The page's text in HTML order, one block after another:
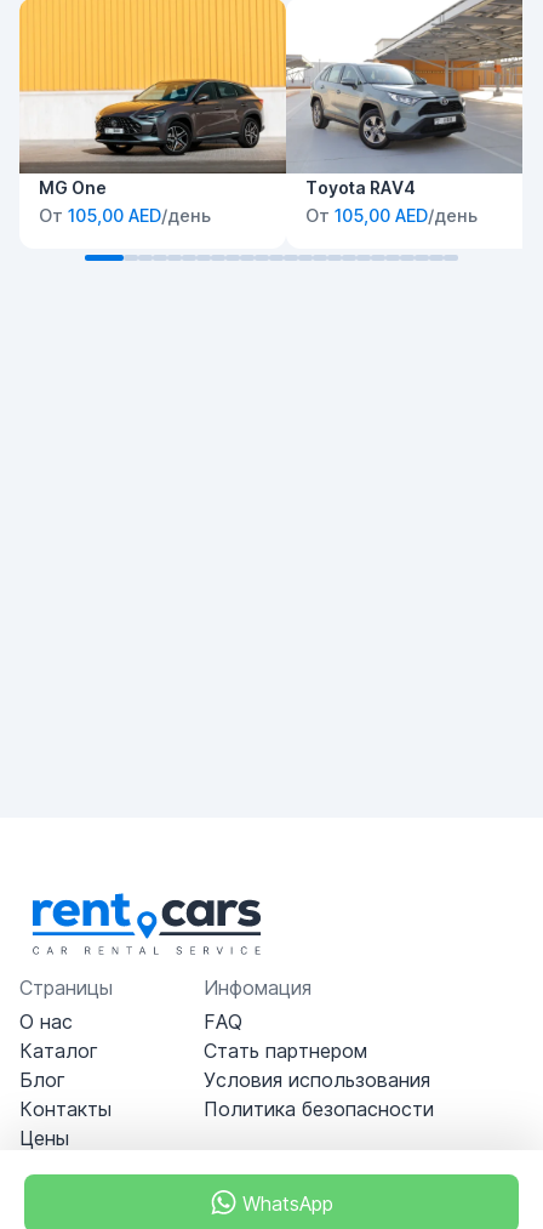
MG One
От 105,00 AED/день
Toyota RAV4
От 105,00 AED/день
WhatsApp
Страницы
О нас
Каталог
Блог
Контакты
Цены
Инфомация
FAQ
Стать партнером
Условия использования
Политика безопасности